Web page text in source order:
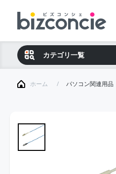
カテゴリ一覧
ホーム パソコン関連用品